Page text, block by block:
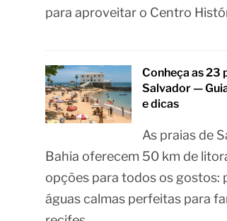
para aproveitar o Centro
Conheça as 23
Salvador —
e dicas
As praias de
Bahia oferecem 50 km de
opções para todos os gostos:
águas calmas perfeitas para